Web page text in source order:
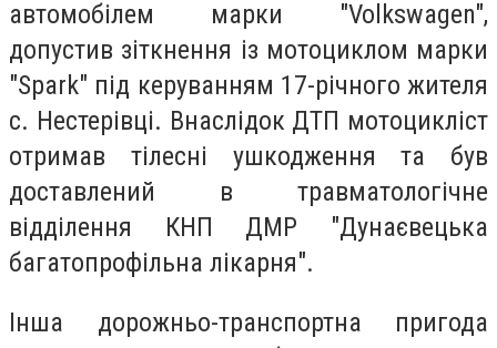
автомобілем марки "Volkswagen",
допустив зіткнення із мотоциклом марки
"Spark" під керуванням 17-річного жителя
с. Нестерівці. Внаслідок ДТП мотоцикліст
отримав тілесні ушкодження та був
доставлений в травматологічне
відділення КНП ДМР "Дунаєвецька
багатопрофільна лікарня".
Інша дорожньо-транспортна пригода